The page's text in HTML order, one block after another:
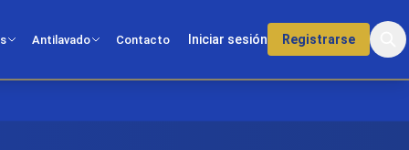
Antilavado Contacto Iniciar sesión Registrarse